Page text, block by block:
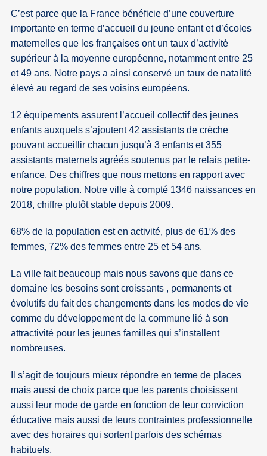
C’est parce que la France bénéficie d’une couverture
importante en terme d’accueil du jeune enfant et d’écoles
maternelles que les françaises ont un taux d’activité
supérieur à la moyenne européenne, notamment entre 25
et 49 ans. Notre pays a ainsi conservé un taux de natalité
élevé au regard de ses voisins européens.
12 équipements assurent l’accueil collectif des jeunes
enfants auxquels s’ajoutent 42 assistants de crèche
pouvant accueillir chacun jusqu’à 3 enfants et 355
assistants maternels agréés soutenus par le relais petite-
enfance. Des chiffres que nous mettons en rapport avec
notre population. Notre ville à compté 1346 naissances en
2018, chiffre plutôt stable depuis 2009.
68% de la population est en activité, plus de 61% des
femmes, 72% des femmes entre 25 et 54 ans.
La ville fait beaucoup mais nous savons que dans ce
domaine les besoins sont croissants , permanents et
évolutifs du fait des changements dans les modes de vie
comme du développement de la commune lié à son
attractivité pour les jeunes familles qui s’installent
nombreuses.
Il s’agit de toujours mieux répondre en terme de places
mais aussi de choix parce que les parents choisissent
aussi leur mode de garde en fonction de leur conviction
éducative mais aussi de leurs contraintes professionnelle
avec des horaires qui sortent parfois des schémas
habituels.